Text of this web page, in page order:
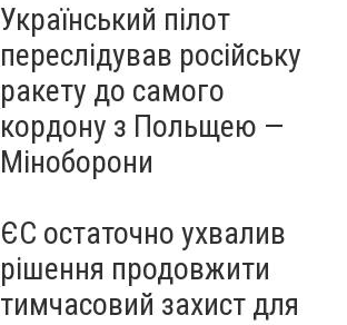
Український пілот
переслідував російську
ракету до самого
кордону з Польщею —
Міноборони
ЄС остаточно ухвалив
рішення продовжити
тимчасовий захист для